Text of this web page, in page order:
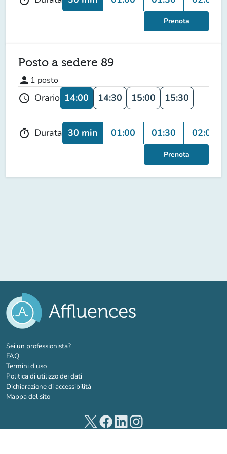
Prenota
Posto a sedere 89
person 1 posto
schedule Orario 14:00 14:30 15:00 15:30
timer Durata 30 min 01:00 01:30 02:00
Prenota
Sei un professionista?(nuova scheda)
FAQ
Termini d'uso
Politica di utilizzo dei dati
Dichiarazione di accessibilità
Mappa del sito
(nuova scheda)
(nuova scheda)
(nuova scheda)